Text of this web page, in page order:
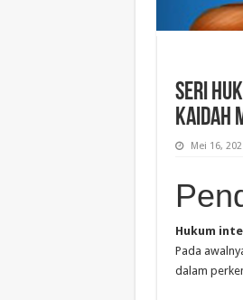
Seri
kaidah
Mei 16,
Hukum
Pada
dalam